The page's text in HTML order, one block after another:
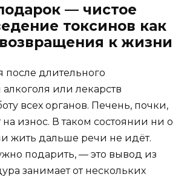
— чистое
токсинов как
к жизни
после длительного
или лекарств
всех органов. Печень, почки,
на износ. В таком состоянии ни о
жить дальше речи не идёт.
подарить, — это вывод из
занимает от нескольких